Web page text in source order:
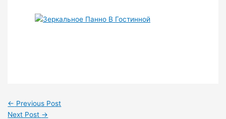
← Previous Post
Next Post →